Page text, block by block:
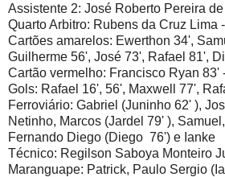
Assistente 2: José Roberto Pereira
Quarto Arbitro: Rubens da Cruz Lima
Cartões amarelos: Ewerthon 34',
Guilherme 56', José 73', Rafael 81',
Cartão vermelho: Francisco Ryan 83'
Gols: Rafael 16', 56', Maxwell 77',
Ferroviário: Gabriel (Juninho 62' ),
Netinho, Marcos (Jardel 79' ),
Fernando Diego (Diego 76') e Ianke
Técnico: Regilson Saboya Monteiro
Maranguape: Patrick, Paulo Sergio